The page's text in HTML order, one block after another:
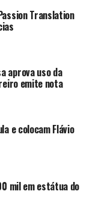
Translation
aprova uso da
emite nota
e colocam Flávio
mil em estátua do